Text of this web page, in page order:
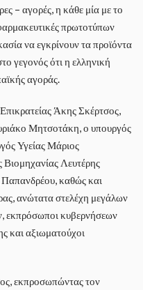
– αγορές, η κάθε μία με το
πρωτοτύπων
να εγκρίνουν τα προϊόντα
γεγονός ότι η ελληνική
αγοράς.
Άκης Σκέρτσος,
Μητσοτάκη, ο υπουργός
Υγείας Μάριος
Λευτέρης
καθώς και
ανώτατα στελέχη μεγάλων
εκπρόσωποι κυβερνήσεων
και αξιωματούχοι
εκπροσωπώντας τον